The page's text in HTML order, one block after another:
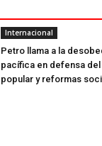
Internacional
Petro llama a la
pacífica en defensa
popular y reformas